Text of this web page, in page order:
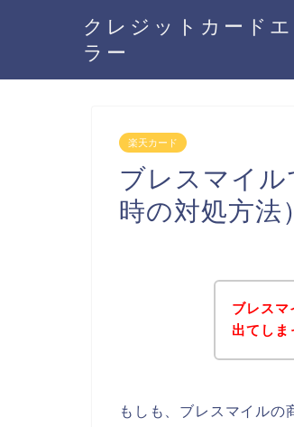
クレジットカードエ
ラー
楽天カード
ブレスマイ
時の対処方法）
ブレスマ
出てしま
もしも、ブレスマイルの